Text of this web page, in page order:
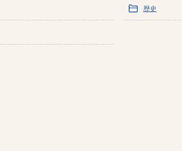
歴史